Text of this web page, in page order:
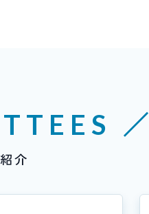
／
介